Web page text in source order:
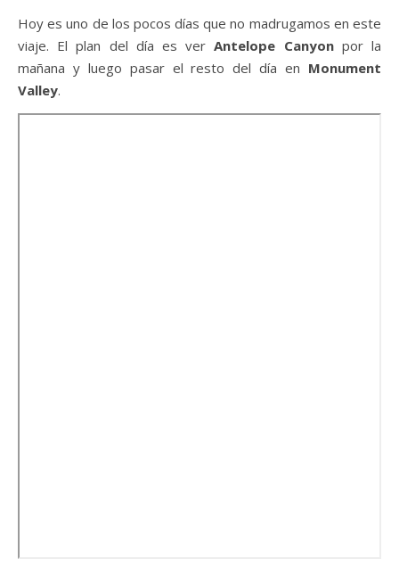
Hoy es uno de los pocos días que no madrugamos en este
viaje. El plan del día es verAntelope Canyonpor la
mañana y luego pasar el resto del día en Monument
Valley.